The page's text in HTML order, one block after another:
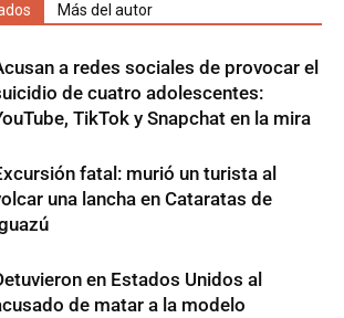
Más del autor
a redes sociales de provocar el
de cuatro adolescentes:
TikTok y Snapchat en la mira
fatal: murió un turista al
una lancha en Cataratas de
en Estados Unidos al
de matar a la modelo